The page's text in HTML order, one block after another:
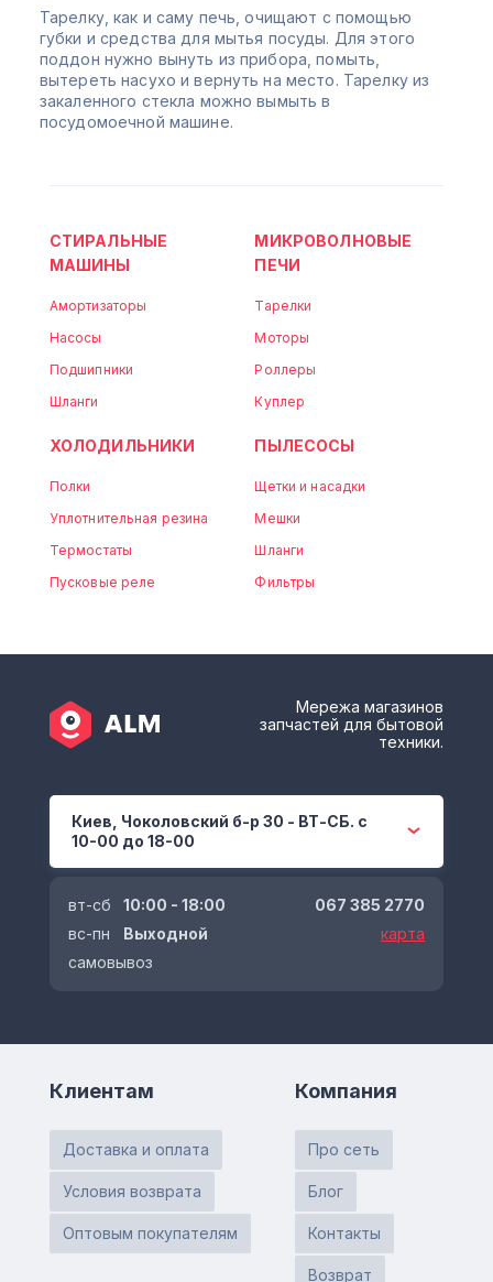
Тарелку, как и саму печь, очищают с помощью
губки и средства для мытья посуды. Для этого
поддон нужно вынуть из прибора, помыть,
вытереть насухо и вернуть на место. Тарелку из
закаленного стекла можно вымыть в
посудомоечной машине.
СТИРАЛЬНЫЕ
МАШИНЫ
Амортизаторы
Насосы
Подшипники
Шланги
МИКРОВОЛНОВЫЕ
ПЕЧИ
Тарелки
Моторы
Роллеры
Куплер
ХОЛОДИЛЬНИКИ
Полки
Уплотнительная резина
Термостаты
Пусковые реле
ПЫЛЕСОСЫ
Щетки и насадки
Мешки
Шланги
Фильтры
Мережа магазинов
запчастей для бытовой
техники.
Киев, Чоколовский б-р 30 - ВТ-СБ. с
10-00 до 18-00
вт-сб
10:00 - 18:00
вс-пн
Выходной
самовывоз
067 385 2770
карта
Клиентам
Доставка и оплата
Условия возврата
Оптовым покупателям
Компания
Про сеть
Блог
Контакты
Возврат